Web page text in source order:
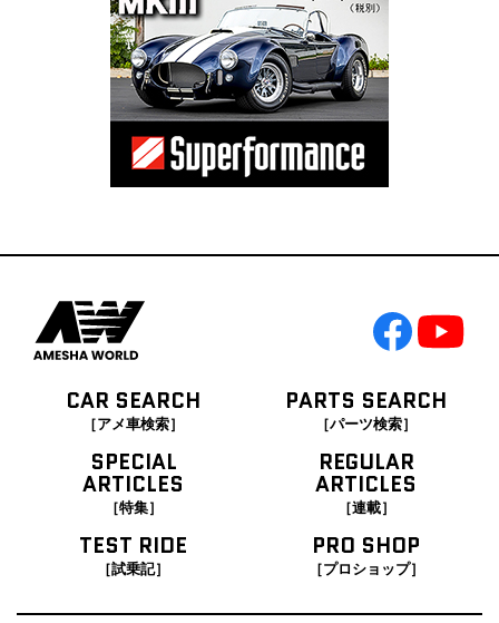
CAR SEARCH
［アメ車検索］
PARTS SEARCH
［パーツ検索］
SPECIAL
ARTICLES
［特集］
REGULAR
ARTICLES
［連載］
TEST RIDE
［試乗記］
PRO SHOP
［プロショップ］